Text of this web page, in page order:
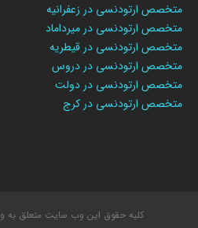
متخصص ارتودنسی در زعفرانیه
متخصص ارتودنسی در میرداماد
متخصص ارتودنسی در قیطریه
متخصص ارتودنسی در دروس
متخصص ارتودنسی در دولت
متخصص ارتودنسی در کرج
کلیه حقوق این وب سایت متعلق